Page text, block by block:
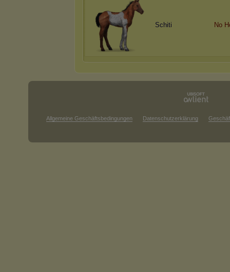
Schiti No
Allgemeine Geschäftsbedingungen Datenschutzerklärung